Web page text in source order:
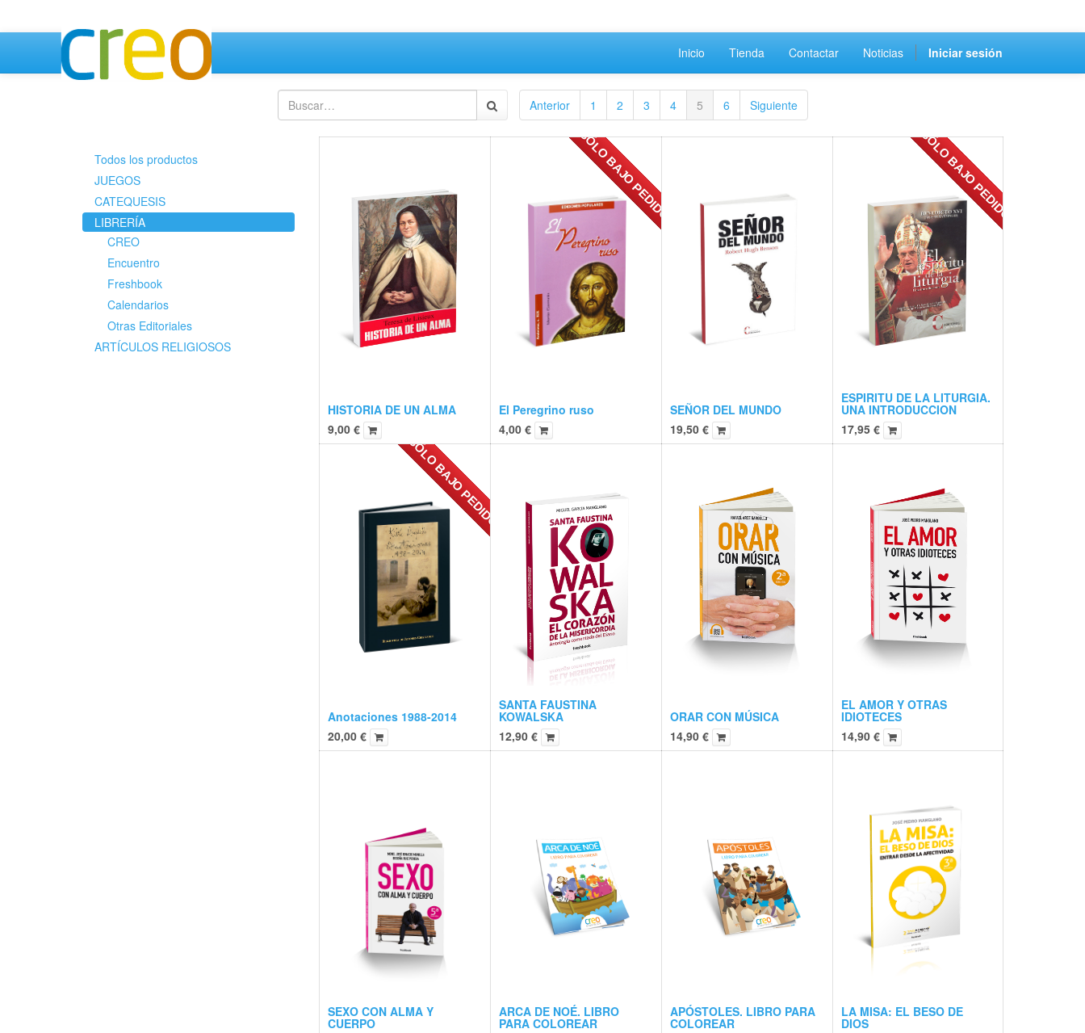
Inicio Tienda Contactar Noticias Iniciar sesión
Anterior 1 2 3 4 5 6 Siguiente
Todos los productos
JUEGOS
CATEQUESIS
LIBRERÍA
CREO
Encuentro
Freshbook
Calendarios
Otras Editoriales
ARTÍCULOS RELIGIOSOS
HISTORIA DE UN ALMA
9,00€
SÓLO BAJO PEDIDO
El Peregrino ruso
4,00€
SEÑOR DEL MUNDO
19,50€
SÓLO BAJO PEDIDO
ESPIRITU DE LA LITURGIA.
UNA INTRODUCCION
17,95€
SÓLO BAJO PEDIDO
Anotaciones 1988-2014
20,00€
SANTA FAUSTINA
KOWALSKA
12,90€
ORAR CON MÚSICA
14,90€
EL AMOR Y OTRAS
IDIOTECES
14,90€
SEXO CON ALMA Y
CUERPO
ARCA DE NOÉ. LIBRO
PARA COLOREAR
APÓSTOLES. LIBRO PARA
COLOREAR
LA MISA: EL BESO DE
DIOS